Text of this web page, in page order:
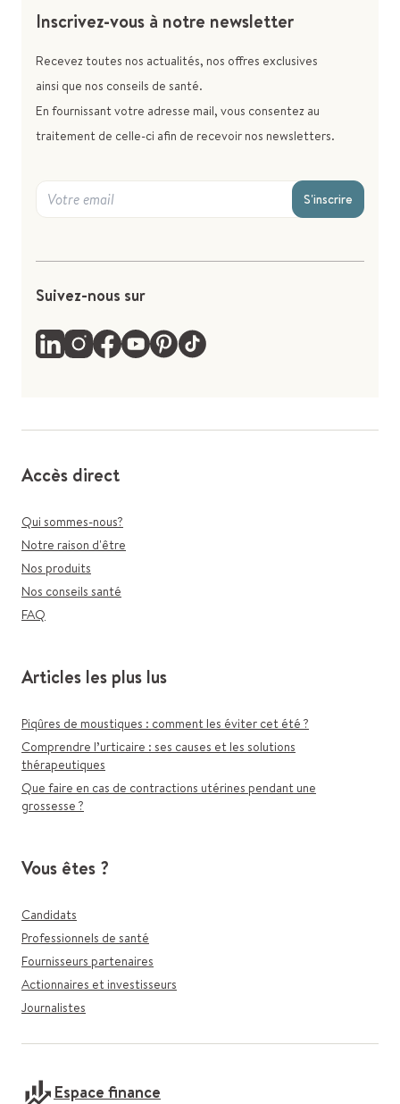
Inscrivez-vous à notre newsletter
Recevez toutes nos actualités, nos offres exclusives
ainsi que nos conseils de santé.
En fournissant votre adresse mail, vous consentez au
traitement de celle-ci afin de recevoir nos newsletters.
S'inscrire
Suivez-nous sur
Accès direct
Qui sommes-nous?
Notre raison d'être
Nos produits
Nos conseils santé
FAQ
Articles les plus lus
Piqûres de moustiques : comment les éviter cet été ?
Comprendre l’urticaire : ses causes et les solutions
thérapeutiques
Que faire en cas de contractions utérines pendant une
grossesse ?
Vous êtes ?
Candidats
Professionnels de santé
Fournisseurs partenaires
Actionnaires et investisseurs
Journalistes
Espace finance